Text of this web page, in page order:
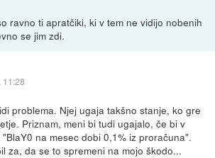
ravno ti apratčiki, ki v tem ne vidijo nobenih
se jim zdi.
11:28
problema. Njej ugaja takšno stanje, ko gre
Priznam, meni bi tudi ugajalo, če bi v
na mesec dobi 0,1% iz proračuna".
za, da se to spremeni na mojo škodo...